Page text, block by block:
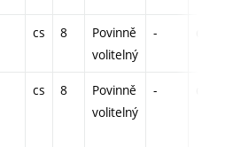
cs 8
Povinně
volitelný
-
cs 8
Povinně
volitelný
-